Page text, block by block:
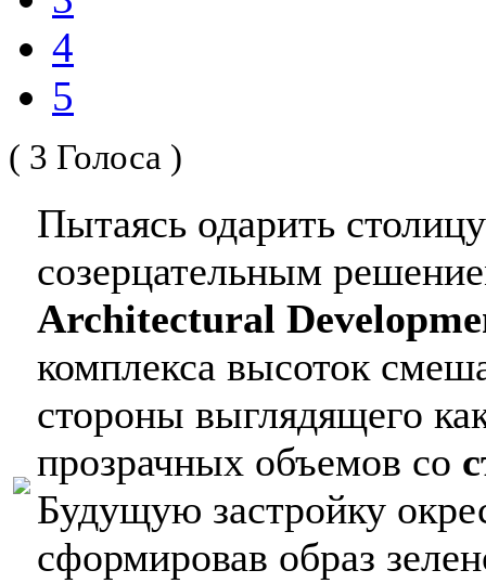
4
5
( 3 Голоса )
Пытаясь одарить
созерцательным
Architectural
комплекса высоток
стороны выглядящего
прозрачных объемов со
Будущую застройку
сформировав образ